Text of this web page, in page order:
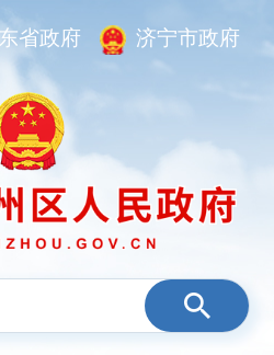
省政府 济宁市政府